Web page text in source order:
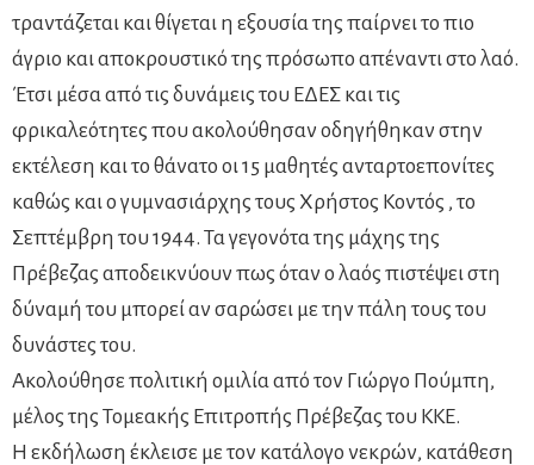
τραντάζεται και θίγεται η εξουσία της παίρνει το πιο
άγριο και αποκρουστικό της πρόσωπο απέναντι στο λαό.
Έτσι μέσα από τις δυνάμεις του ΕΔΕΣ και τις
φρικαλεότητες που ακολούθησαν οδηγήθηκαν στην
εκτέλεση και το θάνατο οι 15 μαθητές ανταρτοεπονίτες
καθώς και ο γυμνασιάρχης τους Χρήστος Κοντός , το
Σεπτέμβρη του 1944. Τα γεγονότα της μάχης της
Πρέβεζας αποδεικνύουν πως όταν ο λαός πιστέψει στη
δύναμή του μπορεί αν σαρώσει με την πάλη τους του
δυνάστες του.
Ακολούθησε πολιτική ομιλία από τον Γιώργο Πούμπη,
μέλος της Τομεακής Επιτροπής Πρέβεζας του ΚΚΕ.
Η εκδήλωση έκλεισε με τον κατάλογο νεκρών, κατάθεση